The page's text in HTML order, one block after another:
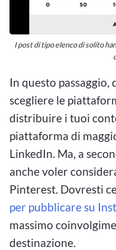
I post di tipo elenco di solito
In questo
scegliere le
distribuire i tuoi
piattaforma di
LinkedIn. Ma, a
anche voler
Pinterest. Dovresti
per pubblicare su
massimo
destinazione.